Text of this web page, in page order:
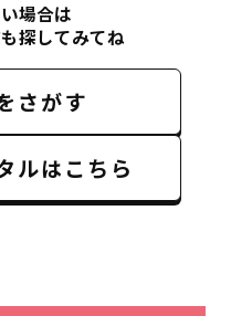
場合は
探してみてね
さがす
ルはこちら